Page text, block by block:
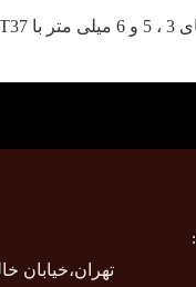
تهران،خیابان خالد اسلامبولی(وزرا)، خیابان شهید علیرضا رفیعی (بیستم) ، پلاک 17